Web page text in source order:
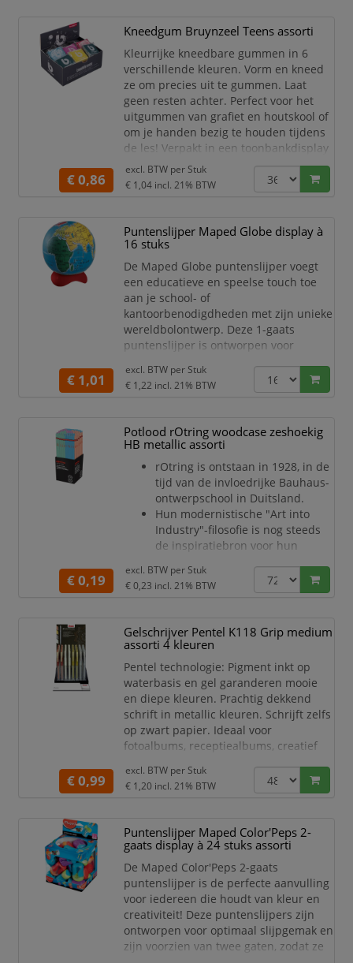
maken.
De passer is ontworpen met oog voor
gebruiksgemak en comfort. Het
ergonomische ha
Kneedgum Bruynzeel Teens assorti
Kleurrijke kneedbare gummen in 6
verschillende kleuren. Vorm en kneed
ze om precies uit te gummen. Laat
geen resten achter. Perfect voor het
uitgummen van grafiet en houtskool of
om je handen bezig te houden tijdens
de les! Verpakt in een toonbankdisplay
met 36 stuks.
€ 0,86
excl. BTW per Stuk
€ 1,04 incl. 21% BTW
Puntenslijper Maped Globe display à
16 stuks
De Maped Globe puntenslijper voegt
een educatieve en speelse touch toe
aan je school- of
kantoorbenodigdheden met zijn unieke
wereldbolontwerp. Deze 1-gaats
puntenslijper is ontworpen voor
nauwkeurige en efficiënte slijpbeurt.
Het globe-ontwerp is niet alleen stijlvol,
opvangreservoir dat het slijpsel netjes
verzamelt en eenvoudig te legen is.
Deze set wordt geleverd in een display
€ 1,01
excl. BTW per Stuk
€ 1,22 incl. 21% BTW
Potlood rOtring woodcase zeshoekig
HB metallic assorti
rOtring is ontstaan in 1928, in de
tijd van de invloedrijke Bauhaus-
ontwerpschool in Duitsland.
Hun modernistische "Art into
Industry"-filosofie is nog steeds
de inspiratiebron voor hun
industrieel ontwerp.
rOtring ontwerpt tools om
denken en te creëren wanneer
inspiratie ze nodig heeft met
topprestaties.
Deze hoogwaardige WoodCase
Pencils in Metallic kleuren z
€ 0,19
excl. BTW per Stuk
€ 0,23 incl. 21% BTW
Gelschrijver Pentel K118 Grip medium
assorti 4 kleuren
Pentel technologie: Pigment inkt op
waterbasis en gel garanderen mooie
en diepe kleuren. Prachtig dekkend
schrift in metallic kleuren. Schrijft zelfs
op zwart papier. Ideaal voor
fotoalbums, receptiealbums, creatief
Transparante houder uit acryl. Rubber
grip voor comfortabel schrijven.
Zichtbaar op donkere
ondergrond
Schrijfbreedte 0.4mm -
kogelbreedte 0.8mm.
Inhoud display: 12 s
€ 0,99
excl. BTW per Stuk
€ 1,20 incl. 21% BTW
Puntenslijper Maped Color'Peps 2-
gaats display à 24 stuks assorti
De Maped Color'Peps 2-gaats
puntenslijper is de perfecte aanvulling
voor iedereen die houdt van kleur en
creativiteit! Deze puntenslijpers zijn
ontworpen voor optimaal slijpgemak en
zijn voorzien van twee gaten, zodat ze